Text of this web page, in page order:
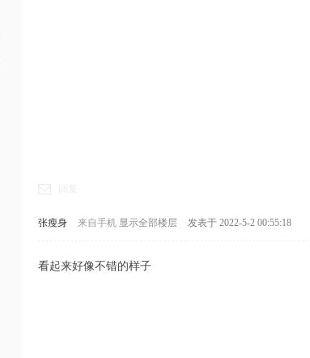
张瘦身 来自手机 显示全部楼层 发表于 2022-5-2 00:55:18
看起来好像不错的样子